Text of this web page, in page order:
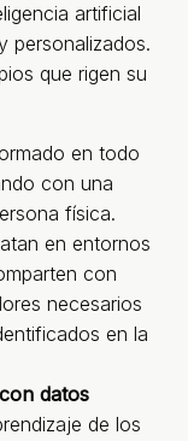
artificial
personalizados.
que rigen su
en todo
con una
física.
en entornos
con
necesarios
en la
datos
de los